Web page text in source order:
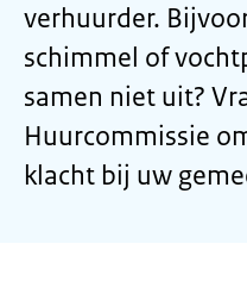
verhuurder.
schimmel of
samen niet uit?
Huurcommissie
klacht bij uw